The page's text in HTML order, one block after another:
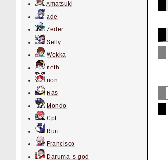
Amatsuki
ade
Zeder
Selly
Wokka
neth
rion
Ras
Mondo
Cpt
Ruri
Francisco
Daruma is god